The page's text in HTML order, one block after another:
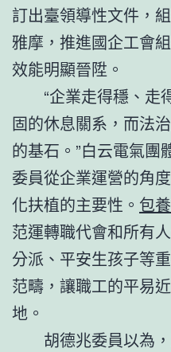
訂出臺領導性文件，
雅摩，推進國企工會
效能明顯晉陞。
“企業走得穩、走
固的休息關系，而法
的基石。”白云電氣團
委員從企業運營的角
化扶植的主要性。 包
范運轉職代會和所有
分派、平安生孩子等
范疇，讓職工的平易
地。
胡德兆委員以為